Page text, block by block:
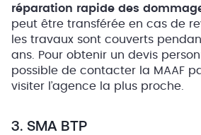
réparation rapide des
peut être transférée en cas de
les travaux sont couverts
ans. Pour obtenir un devis
possible de contacter la MAAF
visiter l’agence la plus proche.
3. SMA BTP